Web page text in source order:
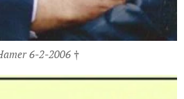
6-2-2006 †